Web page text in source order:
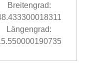
Breitengrad:
Längengrad: